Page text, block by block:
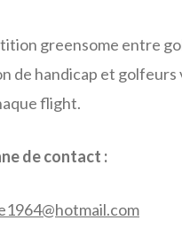
greensome entre
de handicap et golfeurs
flight.
de contact :